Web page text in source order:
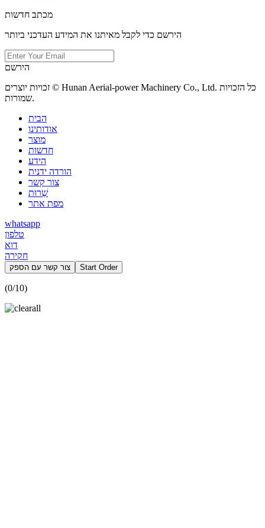
מכתב חדשות
הירשם כדי לקבל מאיתנו את המידע העדכני ביותר
הירשם
זכויות יוצרים © Hunan Aerial-power Machinery Co., Ltd. כל הזכויות
שמורות.
הבית
אודותינו
מוצר
חדשות
הידע
הורדה ידנית
צור קשר
שֵׁרוּת
מפת אתר
whatsapp
טלפון
דוא
חקירה
צור קשר עם הספק Start Order
(0/10)